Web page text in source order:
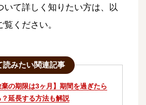
いて詳しく知りたい方は、以
ください。
読みたい関連記事
棄の期限は3ヶ月】期間を過ぎたら
？延長する方法も解説